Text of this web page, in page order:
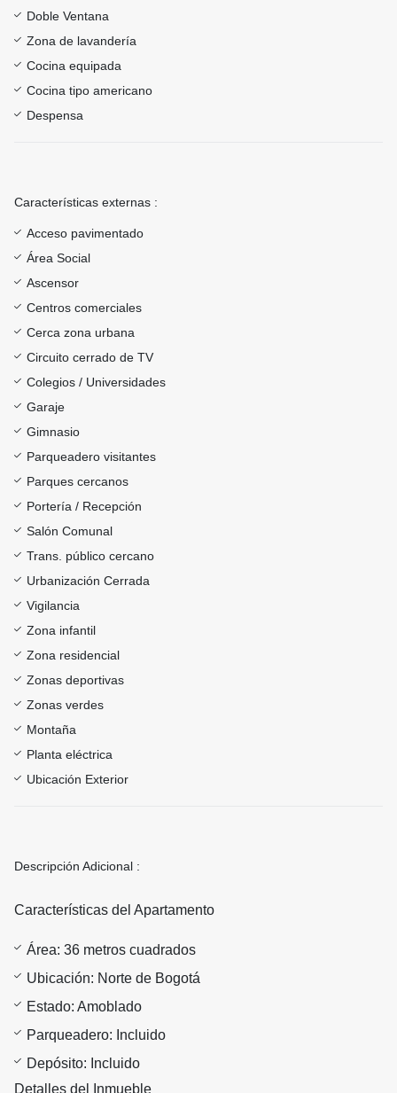
Doble Ventana
Zona de lavandería
Cocina equipada
Cocina tipo americano
Despensa
Características externas :
Acceso pavimentado
Área Social
Ascensor
Centros comerciales
Cerca zona urbana
Circuito cerrado de TV
Colegios / Universidades
Garaje
Gimnasio
Parqueadero visitantes
Parques cercanos
Portería / Recepción
Salón Comunal
Trans. público cercano
Urbanización Cerrada
Vigilancia
Zona infantil
Zona residencial
Zonas deportivas
Zonas verdes
Montaña
Planta eléctrica
Ubicación Exterior
Descripción Adicional :
Características del Apartamento
Área: 36 metros cuadrados
Ubicación: Norte de Bogotá
Estado: Amoblado
Parqueadero: Incluido
Depósito: Incluido
Detalles del Inmueble